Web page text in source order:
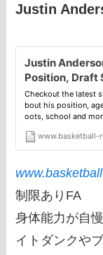
Justin
制限ありFA
身体能力が自
イトダンクや